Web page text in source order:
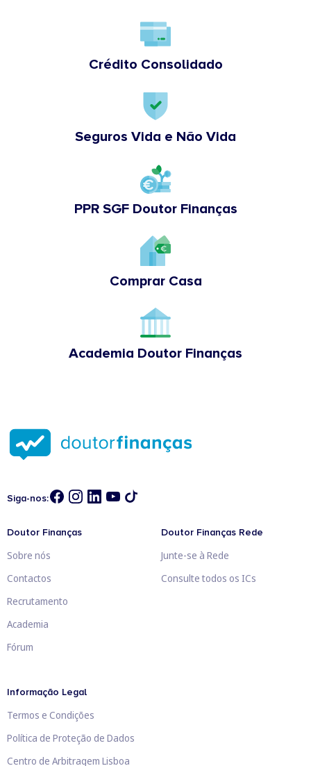
Crédito Consolidado
Seguros Vida e Não Vida
PPR SGF Doutor Finanças
Comprar Casa
Academia Doutor Finanças
Siga-nos:
Doutor Finanças
Sobre nós
Contactos
Recrutamento
Academia
Fórum
Doutor Finanças Rede
Junte-se à Rede
Consulte todos os ICs
Informação Legal
Termos e Condições
Política de Proteção de Dados
Centro de Arbitragem Lisboa